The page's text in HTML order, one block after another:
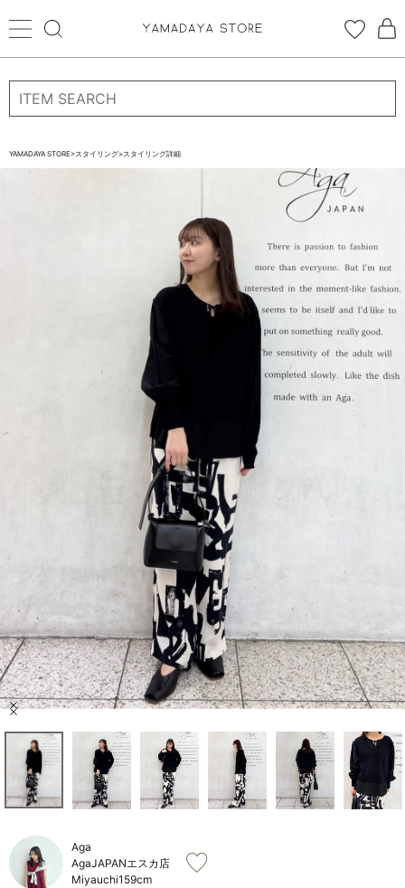
ログイン 新規会員登録
STORE BRAND・LABELから探す
ブランド一覧
店舗検索
ご利用ガイド/ヘルプ
YAMADAYA STORE>スタイリング>スタイリング詳細
Item
Aga
AgaJAPANエスカ店
Miyauchi159cm